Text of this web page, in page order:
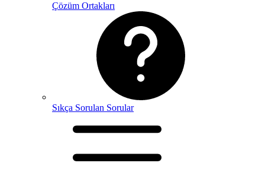
Çözüm Ortakları
Sıkça Sorulan Sorular